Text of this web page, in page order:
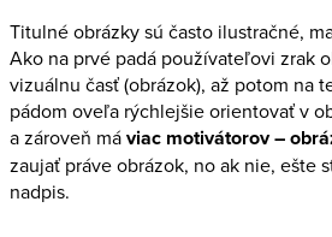
Titulné obrázky sú často ilustračné,
Ako na prvé padá používateľovi zrak
vizuálnu časť (obrázok), až potom na
pádom oveľa rýchlejšie orientovať v
a zároveň máviac motivátorov –
zaujať práve obrázok, no ak nie, ešte
nadpis.